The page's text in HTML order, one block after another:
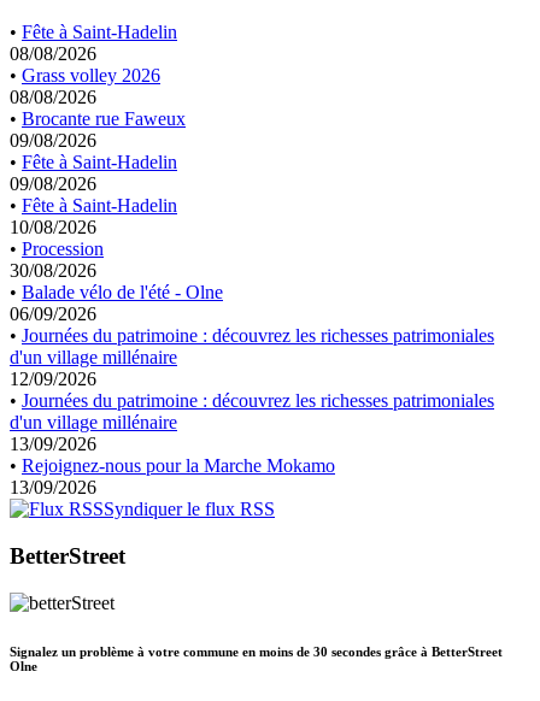
• Fête à Saint-Hadelin
08/08/2026
• Grass volley 2026
08/08/2026
• Brocante rue Faweux
09/08/2026
• Fête à Saint-Hadelin
09/08/2026
• Fête à Saint-Hadelin
10/08/2026
• Procession
30/08/2026
• Balade vélo de l'été - Olne
06/09/2026
• Journées du patrimoine : découvrez les richesses patrimoniales
d'un village millénaire
12/09/2026
• Journées du patrimoine : découvrez les richesses patrimoniales
d'un village millénaire
13/09/2026
• Rejoignez-nous pour la Marche Mokamo
13/09/2026
Syndiquer le flux RSS
BetterStreet
Signalez un problème à votre commune en moins de 30 secondes grâce à BetterStreet
Olne